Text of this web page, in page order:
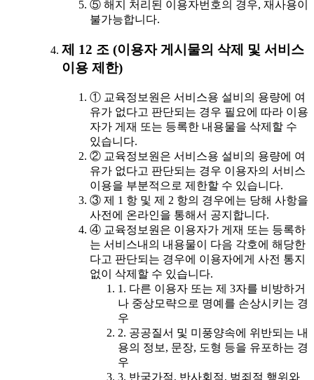
⑤ 해지 처리된 이용자번호의 경우, 재사용이
불가능합니다.
제 12 조 (이용자 게시물의 삭제 및 서비스
이용 제한)
① 교육정보원은 서비스용 설비의 용량에 여
유가 없다고 판단되는 경우 필요에 따라 이용
자가 게재 또는 등록한 내용물을 삭제할 수
있습니다.
② 교육정보원은 서비스용 설비의 용량에 여
유가 없다고 판단되는 경우 이용자의 서비스
이용을 부분적으로 제한할 수 있습니다.
③ 제 1 항 및 제 2 항의 경우에는 당해 사항을
사전에 온라인을 통해서 공지합니다.
④ 교육정보원은 이용자가 게재 또는 등록하
는 서비스내의 내용물이 다음 각호에 해당한
다고 판단되는 경우에 이용자에게 사전 통지
없이 삭제할 수 있습니다.
1. 다른 이용자 또는 제 3자를 비방하거
나 중상모략으로 명예를 손상시키는 경
우
2. 공공질서 및 미풍양속에 위반되는 내
용의 정보, 문장, 도형 등을 유포하는 경
우
3. 반국가적, 반사회적, 범죄적 행위와